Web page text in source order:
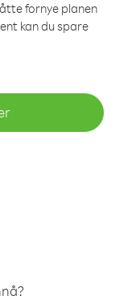
fornye planen
kan du spare